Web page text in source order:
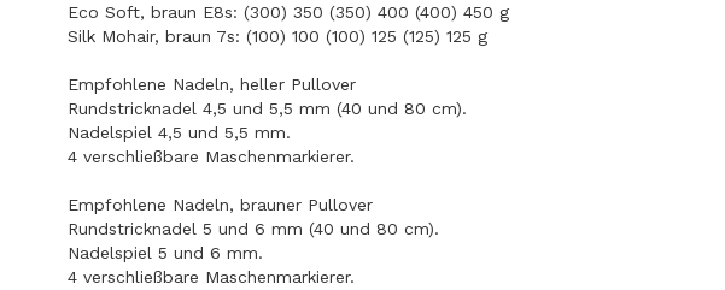
Eco Soft, braun E8s: (300) 350 (350) 400 (400) 450 g
Silk Mohair, braun 7s: (100) 100 (100) 125 (125) 125 g
Empfohlene Nadeln, heller Pullover
Rundstricknadel 4,5 und 5,5 mm (40 und 80 cm).
Nadelspiel 4,5 und 5,5 mm.
4 verschließbare Maschenmarkierer.
Empfohlene Nadeln, brauner Pullover
Rundstricknadel 5 und 6 mm (40 und 80 cm).
Nadelspiel 5 und 6 mm.
4 verschließbare Maschenmarkierer.